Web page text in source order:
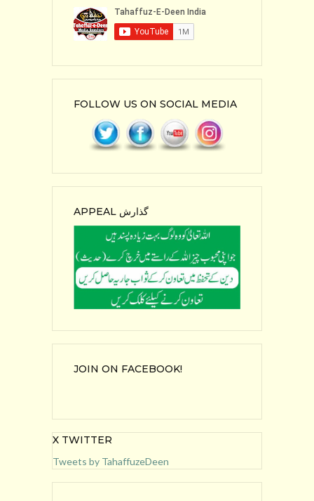
FOLLOW US ON SOCIAL MEDIA
APPEAL گذارش
JOIN ON FACEBOOK!
X TWITTER
Tweets by TahaffuzeDeen